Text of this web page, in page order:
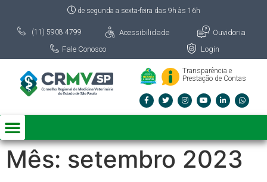
de segunda a sexta-feira das 9h às 16h
(11) 5908 4799 Acessibilidade
Ouvidoria
Fale Conosco
Login
Transparência e
Prestação de Contas
Mês: setembro 2023